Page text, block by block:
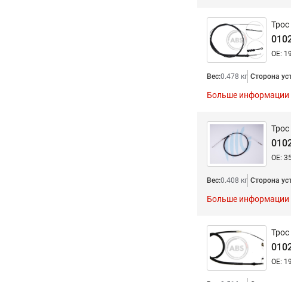
OE:
Вес:0.478 кг Сторона
Больше информации
OE:
Вес:0.408 кг Сторона
Больше информации
OE: